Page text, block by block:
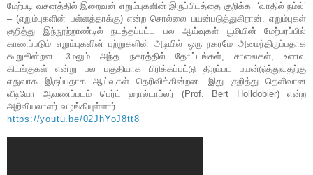
மேற்படி வசனத்தில் இறைவன் எறும்புகளின் இருப்பிடத்தை குறிக்க
‘வாதில் நம்ல்’
– (எறும்புகளின் பள்ளத்தாக்கு) என்ற சொல்லை பயன்படுத்துகிறான். எறும்புகள்
குறித்து இந்நூற்றாண்டில் நடத்தப்பட்ட பல ஆய்வுகள் பூமியின் மேற்பரப்பில்
காணப்படும் எறும்புகளின் புற்றுகளின் அடியில் ஒரு நகரமே அமைந்திருப்பதாக
கூறுகின்றன. மேலும் அந்த நகரத்தில் தோட்டங்கள், சாலைகள்,உணவு
கிடங்குகள் என்று பல பகுதியாக பிரிக்கப்பட்டு திறம்பட பயன்டுத்துவதற்கு
எதுவாக இருப்பதாக ஆய்வுகள் தெரிவிக்கின்றன. இது குறித்து தெளிவான
வீடியோ ஆவணப்படம் பெர்ட் ஹால்டாப்லர் (Prof. Bert Holldobler)என்ற
அறிவியலாளர் வழங்கியுள்ளார்.
https://youtu.be/02JhYoJ8tt8